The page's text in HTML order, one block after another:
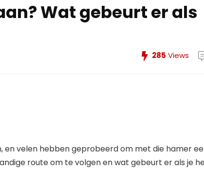
Wat gebeurt er als
285 Views
en velen hebben geprobeerd om met die hamer
route om te volgen en wat gebeurt er als je